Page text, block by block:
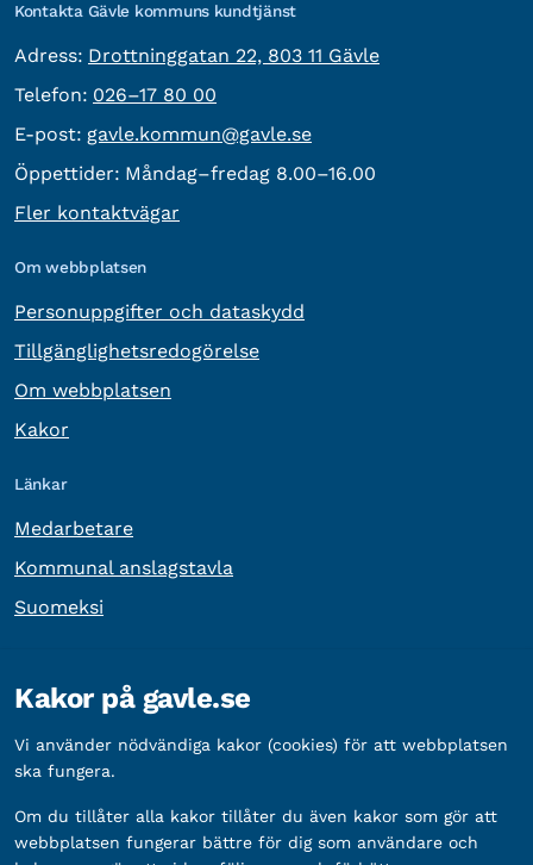
Kontakta Gävle kommuns kundtjänst
Adress: besöksadress:
Drottninggatan 22, 803 11 Gävle
Telefon: Telefon:
026–17 80 00
E-post: E-post:
gavle.kommun@gavle.se
Öppettider: Måndag–fredag 8.00–16.00
Fler kontaktvägar
Om webbplatsen
Personuppgifter och dataskydd
Tillgänglighetsredogörelse
Om webbplatsen
Kakor
Länkar
Medarbetare
Kommunal anslagstavla
Suomeksi
Organisationsnummer: 212000-2338
Bankgironummer: 5888-2333
Kakor på gavle.se
Vi använder nödvändiga kakor (cookies) för att webbplatsen
ska fungera.
Om du tillåter alla kakor tillåter du även kakor som gör att
webbplatsen fungerar bättre för dig som användare och